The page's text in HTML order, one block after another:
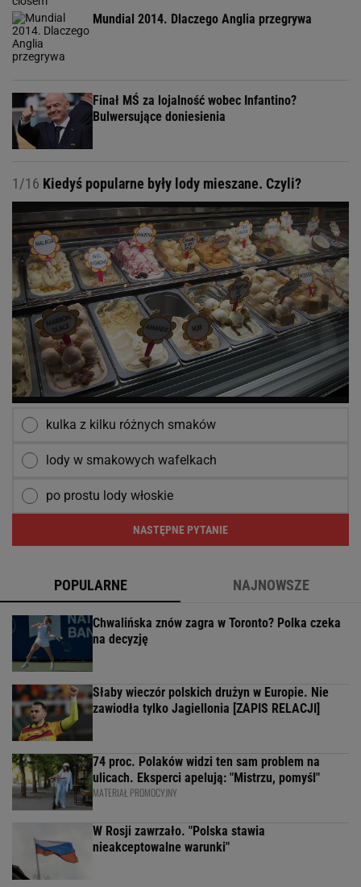
Mundial 2014. Dlaczego Anglia przegrywa
Finał MŚ za lojalność wobec Infantino?
Bulwersujące doniesienia
1/16 Kiedyś popularne były lody mieszane. Czyli?
kulka z kilku różnych smaków
lody w smakowych wafelkach
po prostu lody włoskie
NASTĘPNE PYTANIE
POPULARNE NAJNOWSZE
Chwalińska znów zagra w Toronto? Polka czeka
na decyzję
Słaby wieczór polskich drużyn w Europie. Nie
zawiodła tylko Jagiellonia [ZAPIS RELACJI]
74 proc. Polaków widzi ten sam problem na
ulicach. Eksperci apelują: "Mistrzu, pomyśl"
MATERIAŁ PROMOCYJNY
W Rosji zawrzało. "Polska stawia
nieakceptowalne warunki"